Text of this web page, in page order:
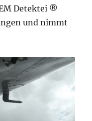
Detektei ®
und nimmt